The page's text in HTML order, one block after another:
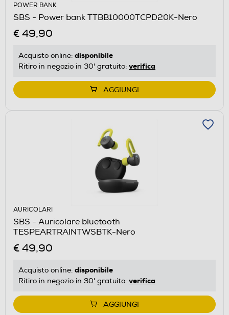
POWER BANK
SBS - Power bank TTBB10000TCPD20K-Nero
€ 49,90
Acquisto online: disponibile
Ritiro in negozio in 30' gratuito: verifica
AGGIUNGI
AURICOLARI
SBS - Auricolare bluetooth
TESPEARTRAINTWSBTK-Nero
€ 49,90
Acquisto online: disponibile
Ritiro in negozio in 30' gratuito: verifica
AGGIUNGI